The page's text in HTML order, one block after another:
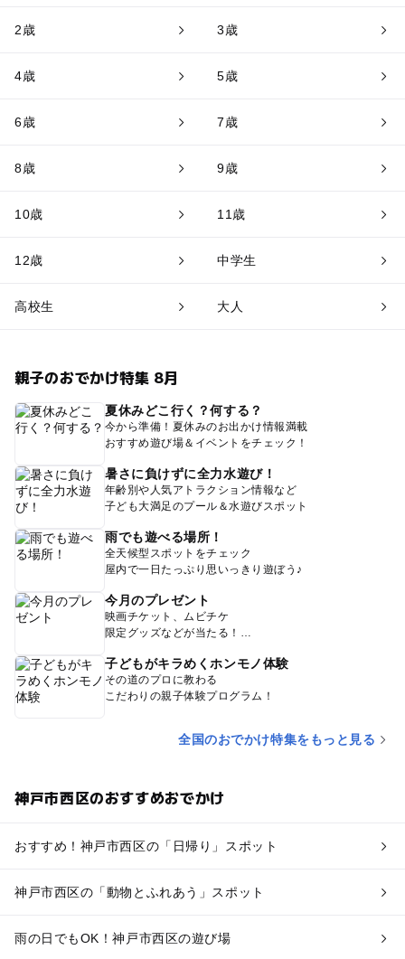
2歳 3歳
4歳 5歳
6歳 7歳
8歳 9歳
10歳 11歳
12歳 中学生
高校生 大人
親子のおでかけ特集 8月
夏休みどこ行く？何する？
今から準備！夏休みのお出かけ情報満載
おすすめ遊び場＆イベントをチェック！
暑さに負けずに全力水遊び！
年齢別や人気アトラクション情報など
子ども大満足のプール＆水遊びスポット
雨でも遊べる場所！
全天候型スポットをチェック
屋内で一日たっぷり思いっきり遊ぼう♪
今月のプレゼント
映画チケット、ムビチケ
限定グッズなどが当たる！
子どもがキラめくホンモノ体験
その道のプロに教わる
こだわりの親子体験プログラム！
全国のおでかけ特集をもっと見る
神戸市西区のおすすめおでかけ
おすすめ！神戸市西区の「日帰り」スポット
神戸市西区の「動物とふれあう」スポット
雨の日でもOK！神戸市西区の遊び場